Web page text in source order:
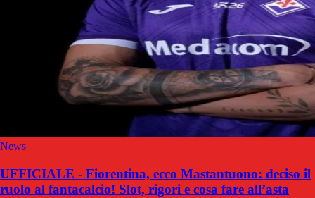
News
UFFICIALE - Fiorentina, ecco Mastantuono: deciso il
ruolo al fantacalcio! Slot, rigori e cosa fare all’asta